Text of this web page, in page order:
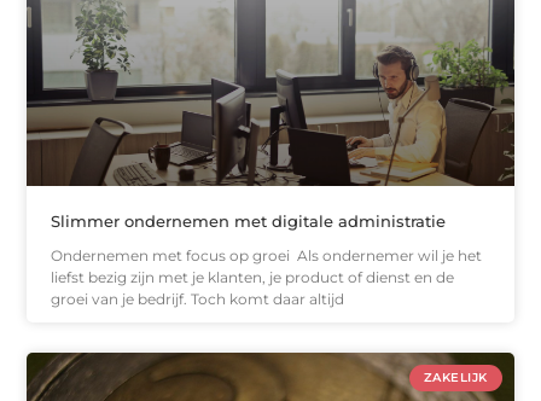
Slimmer ondernemen met digitale administratie
Ondernemen met focus op groei Als ondernemer wil je het
liefst bezig zijn met je klanten, je product of dienst en de
groei van je bedrijf. Toch komt daar altijd
ZAKELIJK